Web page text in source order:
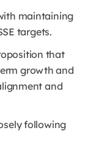
maintaining
targets.
that
growth and
and
following